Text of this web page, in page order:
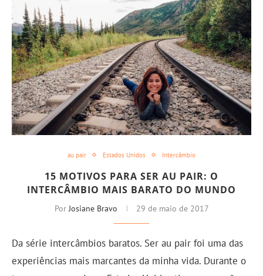
au pair Estados Unidos Intercâmbio
15 MOTIVOS PARA SER AU PAIR: O
INTERCÂMBIO MAIS BARATO DO MUNDO
Por Josiane Bravo 29 de maio de 2017
Da série intercâmbios baratos. Ser au pair foi uma das
experiências mais marcantes da minha vida. Durante o